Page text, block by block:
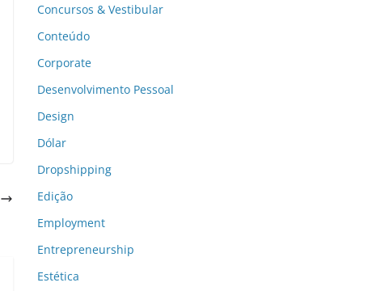
Concursos & Vestibular
Conteúdo
Corporate
Desenvolvimento Pessoal
Design
Dólar
Dropshipping
Edição
Employment
Entrepreneurship
Estética